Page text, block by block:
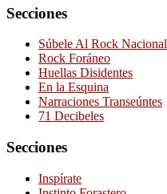
Secciones
Súbele Al Rock Nacional
Rock Foráneo
Huellas Disidentes
En la Esquina
Narraciones Transeúntes
71 Decibeles
Secciones
Inspírate